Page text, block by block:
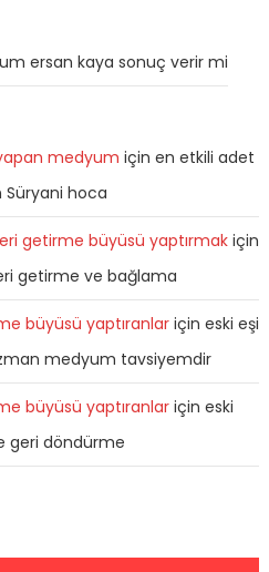
ersan kaya sonuç verir mi
medyum için en etkili adet
Süryani hoca
getirme büyüsü yaptırmakiçin
getirme ve bağlama
büyüsü yaptıranlariçin eski eşi
medyum tavsiyemdir
büyüsü yaptıranlariçin eski
geri döndürme